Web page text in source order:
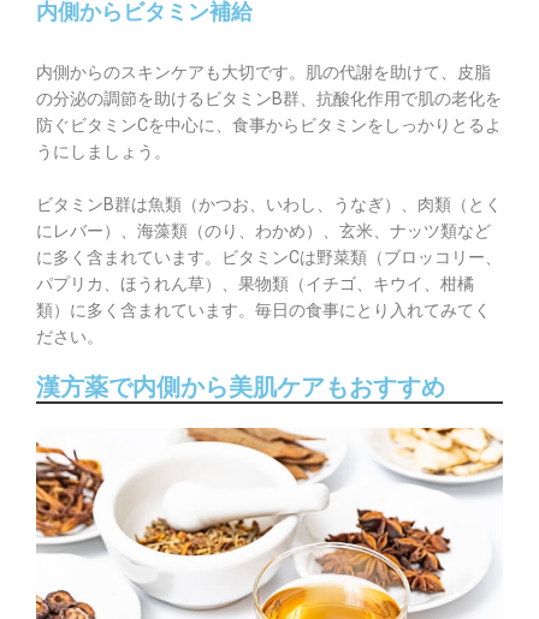
内側からビタミン補給
内側からのスキンケアも大切です。肌の代謝を助けて、皮脂
の分泌の調節を助けるビタミンB群、抗酸化作用で肌の老化を
防ぐビタミンCを中心に、食事からビタミンをしっかりとるよ
うにしましょう。
ビタミンB群は魚類（かつお、いわし、うなぎ）、肉類（とく
にレバー）、海藻類（のり、わかめ）、玄米、ナッツ類など
に多く含まれています。ビタミンCは野菜類（ブロッコリー、
パプリカ、ほうれん草）、果物類（イチゴ、キウイ、柑橘
類）に多く含まれています。毎日の食事にとり入れてみてく
ださい。
漢方薬で内側から美肌ケアもおすすめ